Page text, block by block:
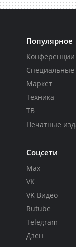
Популярное
Конференции
Специальные
Маркет
Техника
ТВ
Печатные
Соцсети
Max
VK
VK Видео
Rutube
Telegram
Дзен